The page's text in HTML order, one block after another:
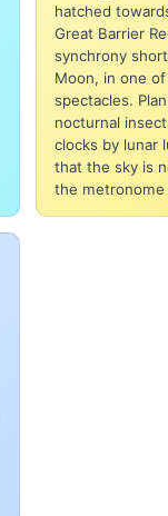
hatched
Great Barrier
synchrony
Moon, in one
spectacles.
nocturnal
clocks by lunar
that the sky is
the